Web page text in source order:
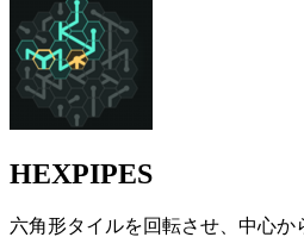
HEXPIPES
六角形タイルを回転させ、中心